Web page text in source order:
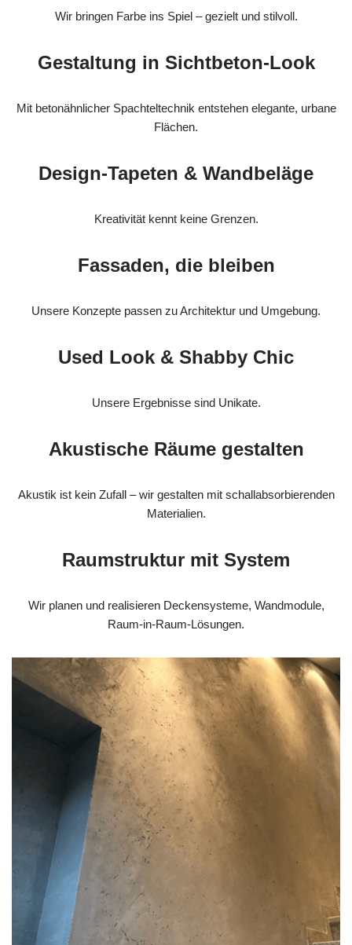
Wir bringen Farbe ins Spiel – gezielt und stilvoll.
Gestaltung in Sichtbeton-Look
Mit betonähnlicher Spachteltechnik entstehen elegante, urbane
Flächen.
Design-Tapeten & Wandbeläge
Kreativität kennt keine Grenzen.
Fassaden, die bleiben
Unsere Konzepte passen zu Architektur und Umgebung.
Used Look & Shabby Chic
Unsere Ergebnisse sind Unikate.
Akustische Räume gestalten
Akustik ist kein Zufall – wir gestalten mit schallabsorbierenden
Materialien.
Raumstruktur mit System
Wir planen und realisieren Deckensysteme, Wandmodule,
Raum-in-Raum-Lösungen.